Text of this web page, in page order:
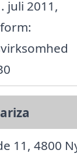
juli 2011,
11, 4800